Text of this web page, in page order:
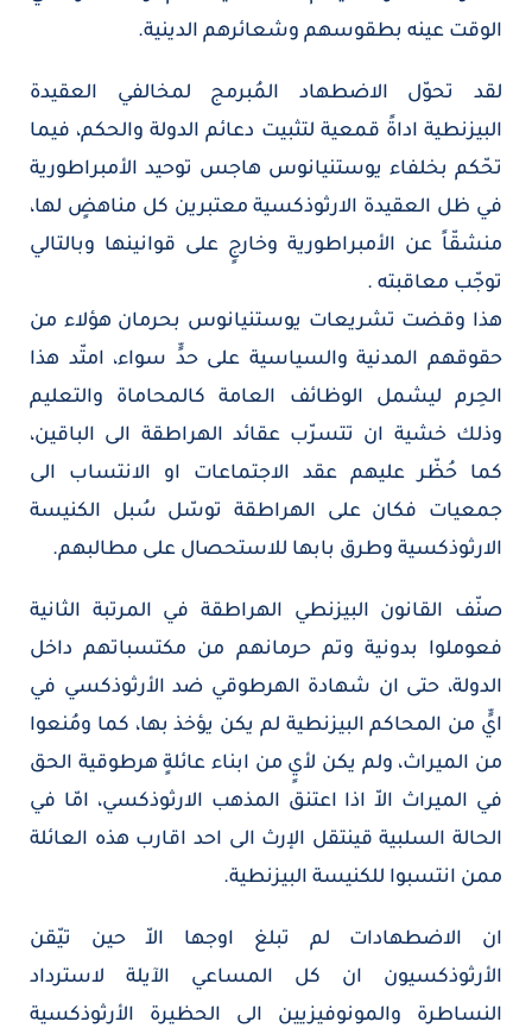
الوقت عينه بطقوسهم وشعائرهم الدينية.
لقد تحوّل الاضطهاد المُبرمج لمخالفي العقيدة
البيزنطية اداةً قمعية لتثبيت دعائم الدولة والحكم، فيما
تحّكم بخلفاء يوستنيانوس هاجس توحيد الأمبراطورية
في ظل العقيدة الارثوذكسية معتبرين كل مناهضٍ لها،
منشقّاً عن الأمبراطورية وخارجٍ على قوانينها وبالتالي
توجّب معاقبته .
هذا وقضت تشريعات يوستنيانوس بحرمان هؤلاء من
حقوقهم المدنية والسياسية على حدٍّ سواء، امتّد هذا
الحِرم ليشمل الوظائف العامة كالمحاماة والتعليم
وذلك خشية ان تتسرّب عقائد الهراطقة الى الباقين،
كما حُظّر عليهم عقد الاجتماعات او الانتساب الى
جمعيات فكان على الهراطقة توسّل سُبل الكنيسة
الارثوذكسية وطرق بابها للاستحصال على مطالبهم.
صنّف القانون البيزنطي الهراطقة في المرتبة الثانية
فعوملوا بدونية وتم حرمانهم من مكتسباتهم داخل
الدولة، حتى ان شهادة الهرطوقي ضد الأرثوذكسي في
ايٍّ من المحاكم البيزنطية لم يكن يؤخذ بها، كما ومُنعوا
من الميراث، ولم يكن لأيٍ من ابناء عائلةٍ هرطوقية الحق
في الميراث الاّ اذا اعتنق المذهب الارثوذكسي، امّا في
الحالة السلبية قينتقل الإرث الى احد اقارب هذه العائلة
ممن انتسبوا للكنيسة البيزنطية.
ان الاضطهادات لم تبلغ اوجها الاّ حين تيّقن
الأرثوذكسيون ان كل المساعي الآيلة لاسترداد
النساطرة والمونوفيزيين الى الحظيرة الأرثوذكسية